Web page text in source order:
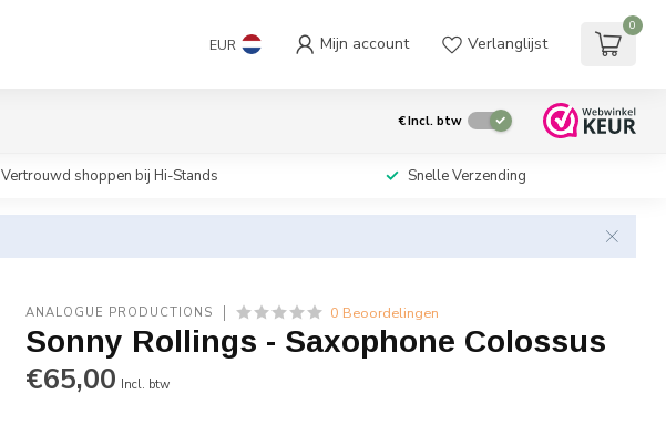
EUR Mijn account Verlanglijst
0
€Incl. btw
Vertrouwd shoppen bij Hi-Stands Snelle Verzending
ANALOGUE PRODUCTIONS 0 Beoordelingen
Sonny Rollings - Saxophone Colossus
€65,00 Incl. btw